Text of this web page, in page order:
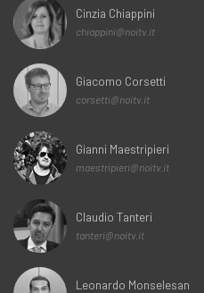
Cinzia Chiappini
chiappini@noitv.it
Giacomo Corsetti
corsetti@noitv.it
Gianni Maestripieri
maestripieri@noitv.it
Claudio Tanteri
tanteri@noitv.it
Leonardo Monselesan